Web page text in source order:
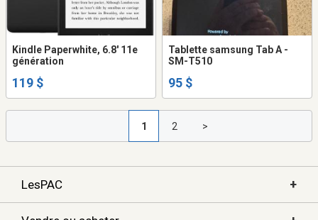
Kindle Paperwhite, 6.8' 11e
génération
119 $
Tablette samsung Tab A -
SM-T510
95 $
1 2 >
LesPAC +